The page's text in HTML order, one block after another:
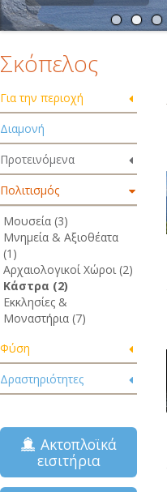
Σκόπελος
Για την περιοχή
Διαμονή
Προτεινόμενα
Πολιτισμός
Μουσεία (3)
Μνημεία & Αξιοθέατα
(1)
Αρχαιολογικοί Χώροι (2)
Κάστρα (2)
Εκκλησίες &
Μοναστήρια (7)
Φύση
Δραστηριότητες
Ακτοπλοϊκά
εισιτήρια